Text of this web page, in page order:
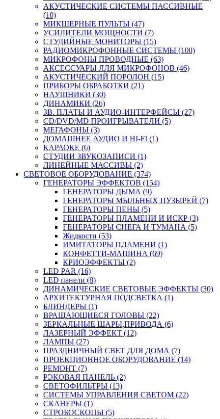
АКУСТИЧЕСКИЕ СИСТЕМЫ ПАССИВНЫЕ
(10)
МИКШЕРНЫЕ ПУЛЬТЫ (47)
УСИЛИТЕЛИ МОЩНОСТИ (7)
СТУДИЙНЫЕ МОНИТОРЫ (15)
РАДИОМИКРОФОННЫЕ СИСТЕМЫ (100)
МИКРОФОНЫ ПРОВОДНЫЕ (63)
АКСЕССУАРЫ ЛЛЯ МИКРОФОНОВ (46)
АКУСТИЧЕСКИЙ ПОРОЛОН (15)
ПРИБОРЫ ОБРАБОТКИ (21)
НАУШНИКИ (30)
ДИНАМИКИ (26)
ЗВ. ПЛАТЫ И АУДИО-ИНТЕРФЕЙСЫ (27)
CD/DVD/MD ПРОИГРЫВАТЕЛИ (5)
МЕГАФОНЫ (3)
ДОМАШНЕЕ АУДИО И HI-FI (1)
КАРАОКЕ (6)
СТУДИИ ЗВУКОЗАПИСИ (1)
ЛИНЕЙНЫЕ МАССИВЫ (2)
СВЕТОВОЕ ОБОРУДОВАНИЕ (374)
ГЕНЕРАТОРЫ ЭФФЕКТОВ (154)
ГЕНЕРАТОРЫ ДЫМА (9)
ГЕНЕРАТОРЫ МЫЛЬНЫХ ПУЗЫРЕЙ (7)
ГЕНЕРАТОРЫ ПЕНЫ (5)
ГЕНЕРАТОРЫ ПЛАМЕНИ И ИСКР (3)
ГЕНЕРАТОРЫ СНЕГА И ТУМАНА (5)
Жидкости (53)
ИМИТАТОРЫ ПЛАМЕНИ (1)
КОНФЕТТИ-МАШИНА (69)
КРИОЭФФЕКТЫ (2)
LED PAR (16)
LED панели (8)
ДИНАМИЧЕСКИЕ СВЕТОВЫЕ ЭФФЕКТЫ (30)
АРХИТЕКТУРНАЯ ПОДСВЕТКА (1)
БЛИНДЕРЫ (1)
ВРАЩАЮЩИЕСЯ ГОЛОВЫ (22)
ЗЕРКАЛЬНЫЕ ШАРЫ,ПРИВОДА (6)
ЛАЗЕРНЫЙ ЭФФЕКТ (12)
ЛАМПЫ (27)
ПРАЗДНИЧНЫЙ СВЕТ ДЛЯ ДОМА (7)
ПРОЕКЦИОННОЕ ОБОРУДОВАНИЕ (14)
РЕМОНТ (7)
РЭКОВАЯ ПАНЕЛЬ (2)
СВЕТОФИЛЬТРЫ (13)
СИСТЕМЫ УПРАВЛЕНИЯ СВЕТОМ (22)
СКАНЕРЫ (1)
СТРОБОСКОПЫ (5)